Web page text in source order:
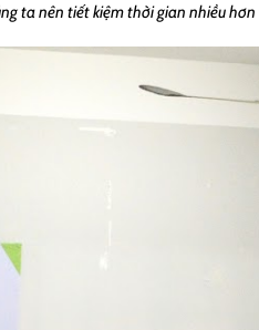
ta nên tiết kiệm thời gian nhiều hơn